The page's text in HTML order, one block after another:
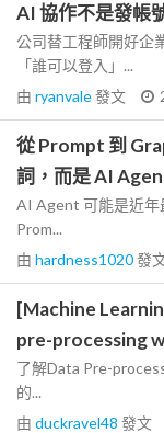
AI 協作不是發帳
公司替工程師開好企
「誰可以登入」...
由 ryanvale發文
從 Prompt 到
詞，而是 AI
AI Agent 可能是近年
Prom...
由 hardness1020發
[Machine
pre-processing
了解Data Pre-
的...
由 duckravel48 發文